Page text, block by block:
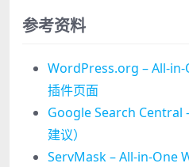
参考资料
WordPress.org – All-
插件页面
Google Search Central
建议）
ServMask – All-in-One